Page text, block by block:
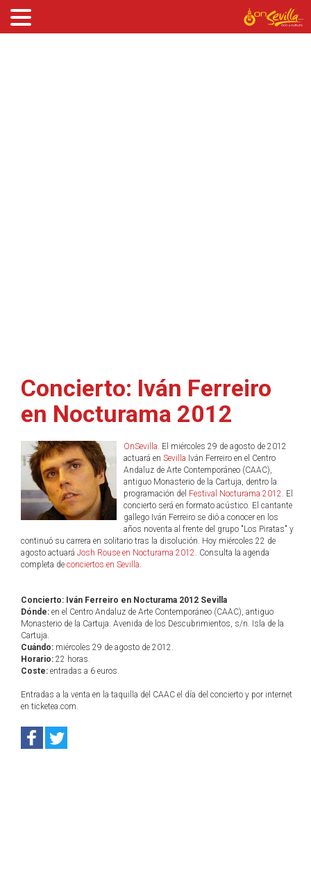
Concierto: Iván Ferreiro
en Nocturama 2012
OnSevilla. El miércoles 29 de agosto de 2012
actuará en Sevilla Iván Ferreiro en el Centro
Andaluz de Arte Contemporáneo (CAAC),
antiguo Monasterio de la Cartuja, dentro la
programación del Festival Nocturama 2012. El
concierto será en formato acústico. El cantante
gallego Iván Ferreiro se dió a conocer en los
años noventa al frente del grupo "Los Piratas" y
continuó su carrera en solitario tras la disolución. Hoy miércoles 22 de
agosto actuará Josh Rouse en Nocturama 2012. Consulta la agenda
completa de conciertos en Sevilla.
Concierto: Iván Ferreiro en Nocturama 2012 Sevilla
Dónde: en el Centro Andaluz de Arte Contemporáneo (CAAC), antiguo
Monasterio de la Cartuja. Avenida de los Descubrimientos, s/n. Isla de la
Cartuja.
Cuándo: miércoles 29 de agosto de 2012.
Horario: 22 horas.
Coste: entradas a 6 euros.
Entradas a la venta en la taquilla del CAAC el día del concierto y por internet
en ticketea.com.